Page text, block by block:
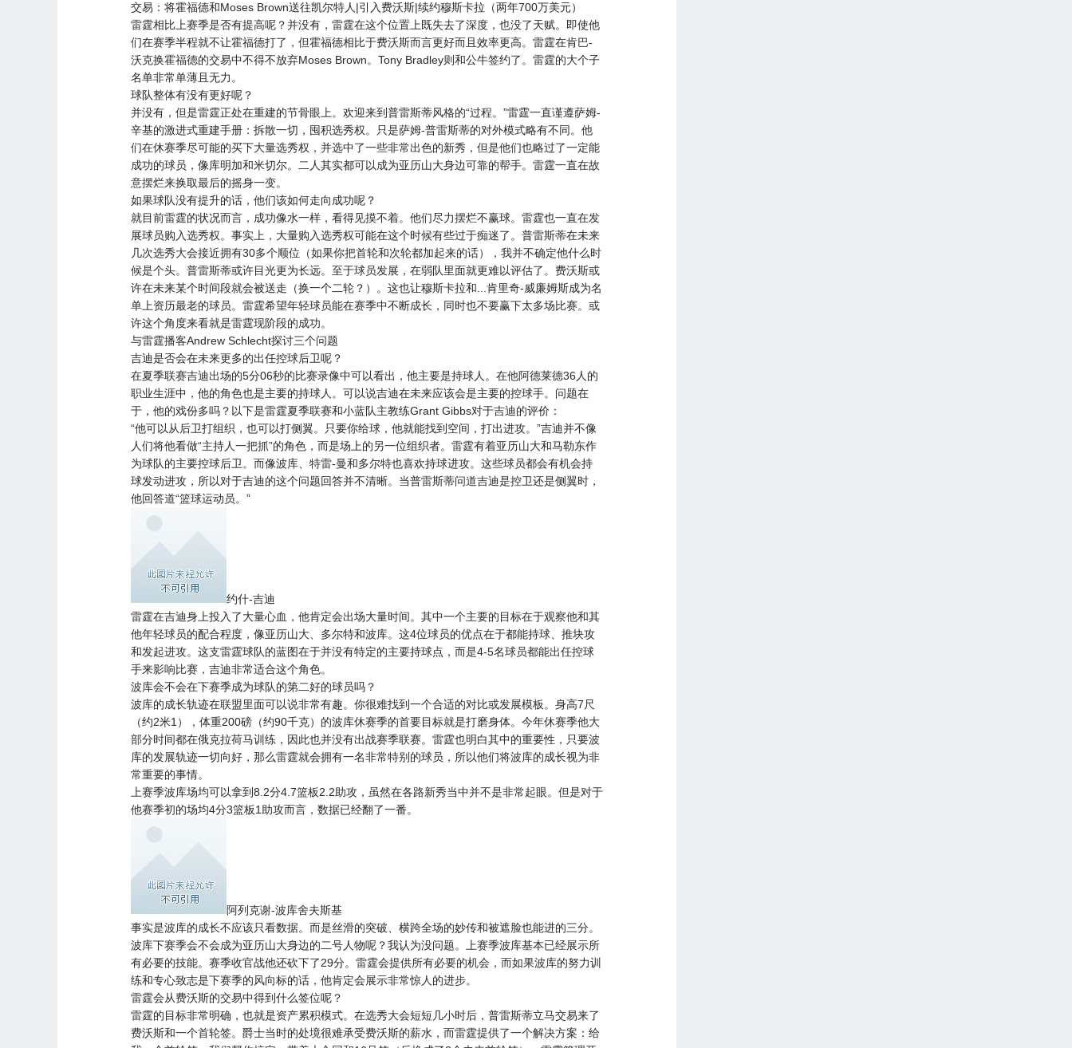
交易：将霍福德和Moses Brown送往凯尔特人|引入费沃斯|续约穆斯卡拉（两年700万美元）
雷霆相比上赛季是否有提高呢？并没有，雷霆在这个位置上既失去了深度，也没了天赋。即使他
们在赛季半程就不让霍福德打了，但霍福德相比于费沃斯而言更好而且效率更高。雷霆在肯巴-
沃克换霍福德的交易中不得不放弃Moses Brown。Tony Bradley则和公牛签约了。雷霆的大个子
名单非常单薄且无力。
球队整体有没有更好呢？
并没有，但是雷霆正处在重建的节骨眼上。欢迎来到普雷斯蒂风格的“过程。”雷霆一直谨遵萨姆-
辛基的激进式重建手册：拆散一切，囤积选秀权。只是萨姆-普雷斯蒂的对外模式略有不同。他
们在休赛季尽可能的买下大量选秀权，并选中了一些非常出色的新秀，但是他们也略过了一定能
成功的球员，像库明加和米切尔。二人其实都可以成为亚历山大身边可靠的帮手。雷霆一直在故
意摆烂来换取最后的摇身一变。
如果球队没有提升的话，他们该如何走向成功呢？
就目前雷霆的状况而言，成功像水一样，看得见摸不着。他们尽力摆烂不赢球。雷霆也一直在发
展球员购入选秀权。事实上，大量购入选秀权可能在这个时候有些过于痴迷了。普雷斯蒂在未来
几次选秀大会接近拥有30多个顺位（如果你把首轮和次轮都加起来的话），我并不确定他什么时
候是个头。普雷斯蒂或许目光更为长远。至于球员发展，在弱队里面就更难以评估了。费沃斯或
许在未来某个时间段就会被送走（换一个二轮？）。这也让穆斯卡拉和...肯里奇-威廉姆斯成为名
单上资历最老的球员。雷霆希望年轻球员能在赛季中不断成长，同时也不要赢下太多场比赛。或
许这个角度来看就是雷霆现阶段的成功。
与雷霆播客Andrew Schlecht探讨三个问题
吉迪是否会在未来更多的出任控球后卫呢？
在夏季联赛吉迪出场的5分06秒的比赛录像中可以看出，他主要是持球人。在他阿德莱德36人的
职业生涯中，他的角色也是主要的持球人。可以说吉迪在未来应该会是主要的控球手。问题在
于，他的戏份多吗？以下是雷霆夏季联赛和小蓝队主教练Grant Gibbs对于吉迪的评价：
“他可以从后卫打组织，也可以打侧翼。只要你给球，他就能找到空间，打出进攻。”吉迪并不像
人们将他看做“主持人一把抓”的角色，而是场上的另一位组织者。雷霆有着亚历山大和马勒东作
为球队的主要控球后卫。而像波库、特雷-曼和多尔特也喜欢持球进攻。这些球员都会有机会持
球发动进攻，所以对于吉迪的这个问题回答并不清晰。当普雷斯蒂问道吉迪是控卫还是侧翼时，
他回答道“篮球运动员。”
约什-吉迪
雷霆在吉迪身上投入了大量心血，他肯定会出场大量时间。其中一个主要的目标在于观察他和其
他年轻球员的配合程度，像亚历山大、多尔特和波库。这4位球员的优点在于都能持球、推块攻
和发起进攻。这支雷霆球队的蓝图在于并没有特定的主要持球点，而是4-5名球员都能出任控球
手来影响比赛，吉迪非常适合这个角色。
波库会不会在下赛季成为球队的第二好的球员吗？
波库的成长轨迹在联盟里面可以说非常有趣。你很难找到一个合适的对比或发展模板。身高7尺
（约2米1），体重200磅（约90千克）的波库休赛季的首要目标就是打磨身体。今年休赛季他大
部分时间都在俄克拉荷马训练，因此也并没有出战赛季联赛。雷霆也明白其中的重要性，只要波
库的发展轨迹一切向好，那么雷霆就会拥有一名非常特别的球员，所以他们将波库的成长视为非
常重要的事情。
上赛季波库场均可以拿到8.2分4.7篮板2.2助攻，虽然在各路新秀当中并不是非常起眼。但是对于
他赛季初的场均4分3篮板1助攻而言，数据已经翻了一番。
阿列克谢-波库舍夫斯基
事实是波库的成长不应该只看数据。而是丝滑的突破、横跨全场的妙传和被遮脸也能进的三分。
波库下赛季会不会成为亚历山大身边的二号人物呢？我认为没问题。上赛季波库基本已经展示所
有必要的技能。赛季收官战他还砍下了29分。雷霆会提供所有必要的机会，而如果波库的努力训
练和专心致志是下赛季的风向标的话，他肯定会展示非常惊人的进步。
雷霆会从费沃斯的交易中得到什么签位呢？
雷霆的目标非常明确，也就是资产累积模式。在选秀大会短短几小时后，普雷斯蒂立马交易来了
费沃斯和一个首轮签。 爵士当时的处境很难承受费沃斯的薪水，而雷霆提供了一个解决方案：给